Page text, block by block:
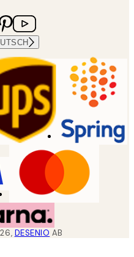
, DESENIO AB